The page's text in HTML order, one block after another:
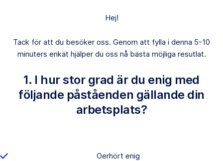
Hej!
Tack för att du besöker oss. Genom att fylla i denna 5-10
minuters enkät hjälper du oss nå bästa möjliga resutlat.
1. I hur stor grad är du enig med
följande påståenden gällande din
arbetsplats?
Oerhört enig